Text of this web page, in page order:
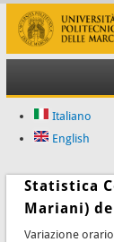
Italiano
English
Statistica
Mariani)
Variazione